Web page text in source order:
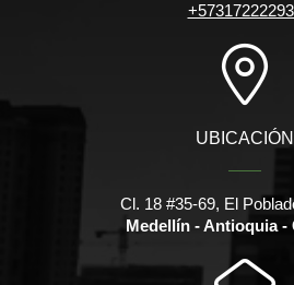
UBICACIÓN
Cl. 18 #35-69, El
Medellín - Antioquia -